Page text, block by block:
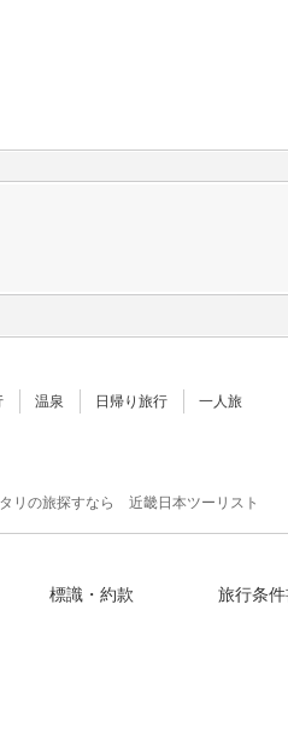
温泉 日帰り旅行 一人旅
リの旅探すなら 近畿日本ツーリスト
標識・約款 旅行条